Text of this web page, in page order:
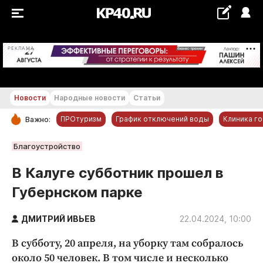
РЕКЛАМА +29...+30 °С
РУБРИКИ
Новости компаний
Статьи
Народные новости
Авто и транспорт
Благоустройство
Новости Народные новости Статьи
Важно: ПРОтуризм График отключений воды Клиника
Благоустройство
В Калуге субботник прошел в
Губернском парке
ДМИТРИЙ ИВЬЕВ 22.04.2024, 10:00
В субботу, 20 апреля, на уборку там собралось
около 50 человек. В том числе и несколько